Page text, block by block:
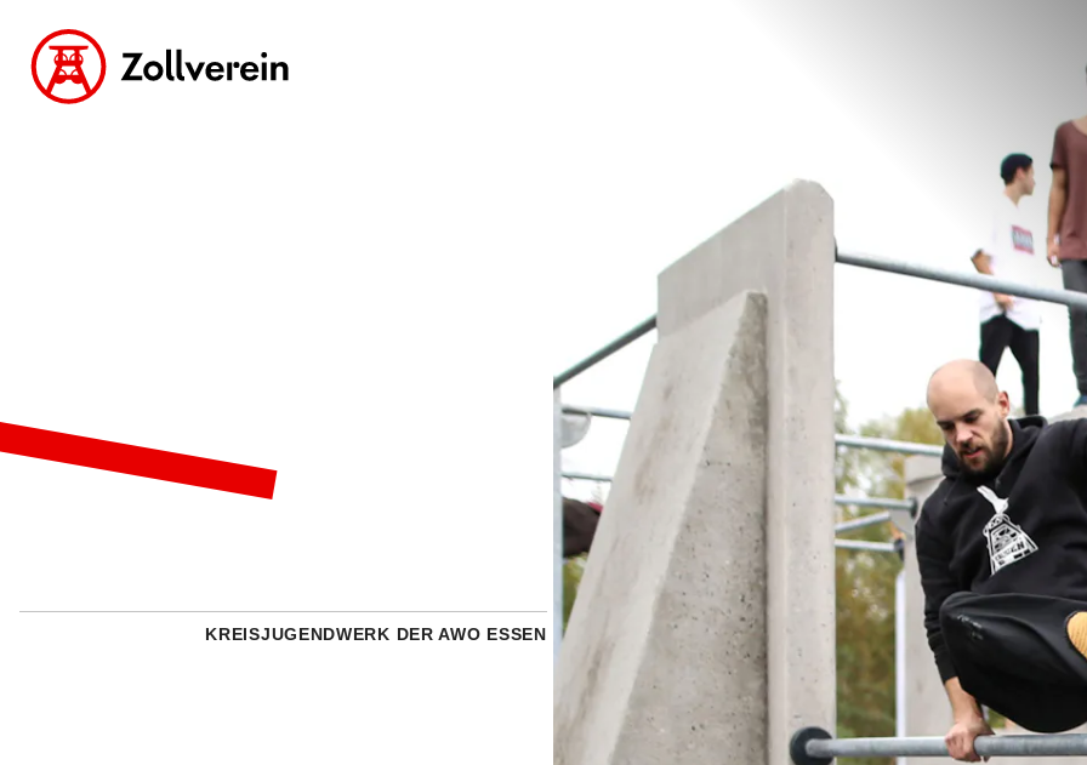
KREISJUGENDWERK DER AWO ESSEN